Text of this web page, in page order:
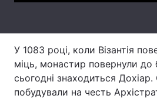
Послуги
У 1083 році, коли Візантія
міць, монастир повернули до
сьогодні знаходиться
побудували на честь